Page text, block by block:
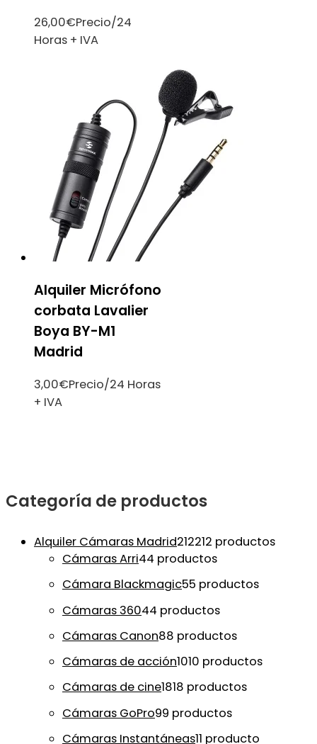
Categoría de productos
Alquiler Cámaras Madrid212212 productos
Cámaras Arri44 productos
Cámara Blackmagic55 productos
Cámaras 36044 productos
Cámaras Canon88 productos
Cámaras de acción1010 productos
Cámaras de cine1818 productos
Cámaras GoPro99 productos
Cámaras Instantáneas11 producto
26,00€Precio/24
Horas + IVA
Alquiler Micrófono
corbata Lavalier
Boya BY-M1
Madrid
3,00€Precio/24 Horas
+ IVA